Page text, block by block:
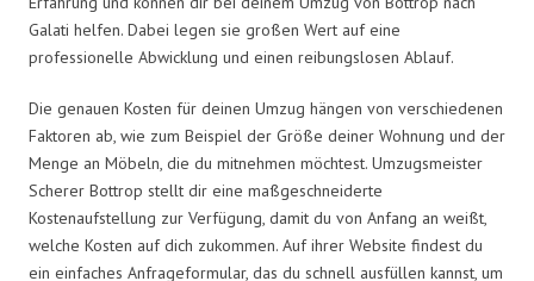
Galati helfen. Dabei legen sie großen Wert auf eine
professionelle Abwicklung und einen reibungslosen Ablauf.
Die genauen Kosten für deinen Umzug hängen von verschiedenen
Faktoren ab, wie zum Beispiel der Größe deiner Wohnung und der
Menge an Möbeln, die du mitnehmen möchtest. Umzugsmeister
Scherer Bottrop stellt dir eine maßgeschneiderte
Kostenaufstellung zur Verfügung, damit du von Anfang an weißt,
welche Kosten auf dich zukommen. Auf ihrer Website findest du
ein einfaches Anfrageformular, das du schnell ausfüllen kannst, um